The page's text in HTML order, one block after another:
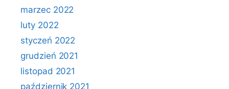
marzec 2022
luty 2022
styczeń 2022
grudzień 2021
listopad 2021
październik 2021